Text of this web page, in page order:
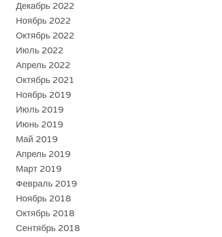
Декабрь 2022
Ноябрь 2022
Октябрь 2022
Июль 2022
Апрель 2022
Октябрь 2021
Ноябрь 2019
Июль 2019
Июнь 2019
Май 2019
Апрель 2019
Март 2019
Февраль 2019
Ноябрь 2018
Октябрь 2018
Сентябрь 2018